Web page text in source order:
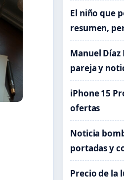
El niño que
resumen,
Manuel
pareja y
iPhone 15
ofertas
Noticia
portadas y
Precio de la